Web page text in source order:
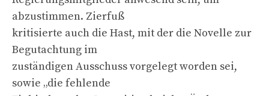
abzustimmen. Zierfuß
kritisierte auch die Hast, mit der die Novelle zur
Begutachtung im
zuständigen Ausschuss vorgelegt worden sei,
sowie „die fehlende